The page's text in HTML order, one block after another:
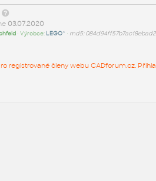
03.07.2020
• Výrobce: LEGO^ • md5:
registrované členy webu CADforum.cz.